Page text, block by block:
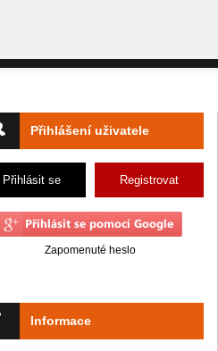
Přihlášení uživatele
Přihlásit se Registrovat
Zapomenuté heslo
Informace